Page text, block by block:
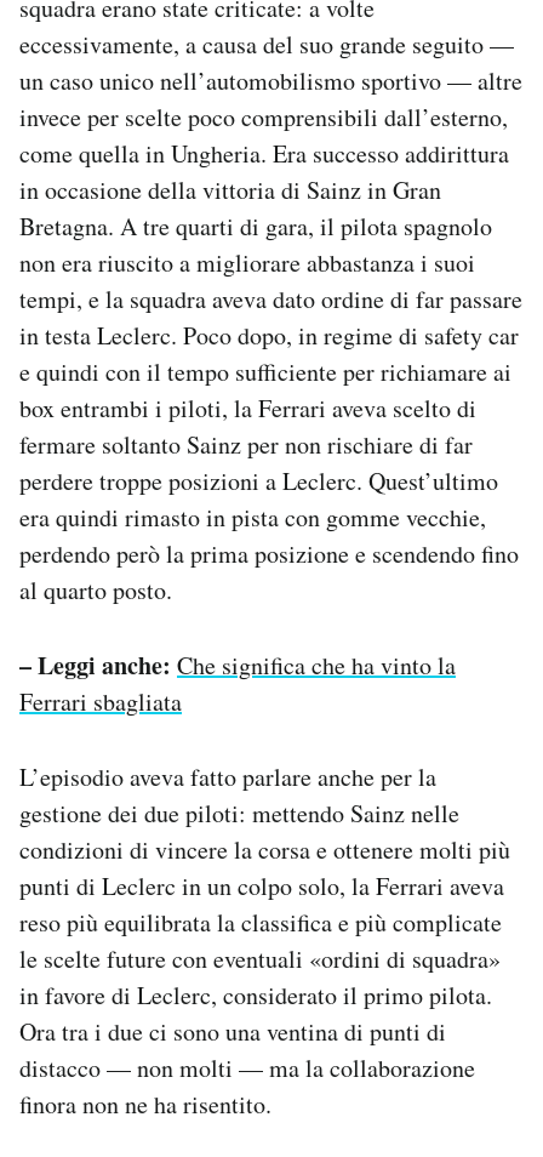
squadra erano state criticate: a volte
eccessivamente, a causa del suo grande seguito —
un caso unico nell’automobilismo sportivo — altre
invece per scelte poco comprensibili dall’esterno,
come quella in Ungheria. Era successo addirittura
in occasione della vittoria di Sainz in Gran
Bretagna. A tre quarti di gara, il pilota spagnolo
non era riuscito a migliorare abbastanza i suoi
tempi, e la squadra aveva dato ordine di far passare
in testa Leclerc. Poco dopo, in regime di safety car
e quindi con il tempo sufficiente per richiamare ai
box entrambi i piloti, la Ferrari aveva scelto di
fermare soltanto Sainz per non rischiare di far
perdere troppe posizioni a Leclerc. Quest’ultimo
era quindi rimasto in pista con gomme vecchie,
perdendo però la prima posizione e scendendo fino
al quarto posto.
– Leggi anche: Che significa che ha vinto la
Ferrari sbagliata
L’episodio aveva fatto parlare anche per la
gestione dei due piloti: mettendo Sainz nelle
condizioni di vincere la corsa e ottenere molti più
punti di Leclerc in un colpo solo, la Ferrari aveva
reso più equilibrata la classifica e più complicate
le scelte future con eventuali «ordini di squadra»
in favore di Leclerc, considerato il primo pilota.
Ora tra i due ci sono una ventina di punti di
distacco — non molti — ma la collaborazione
finora non ne ha risentito.